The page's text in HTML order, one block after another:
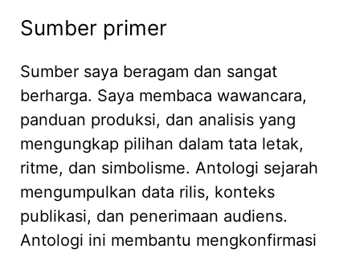
Sumber primer
Sumber saya beragam dan sangat
berharga. Saya membaca wawancara,
panduan produksi, dan analisis yang
mengungkap pilihan dalam tata letak,
ritme, dan simbolisme. Antologi sejarah
mengumpulkan data rilis, konteks
publikasi, dan penerimaan audiens.
Antologi ini membantu mengkonfirmasi